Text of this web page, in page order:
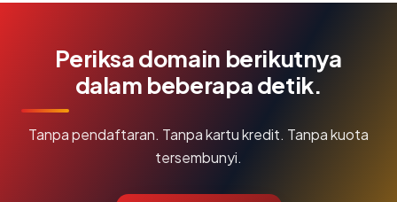
Periksa domain berikutnya
dalam beberapa detik.
Tanpa pendaftaran. Tanpa kartu kredit. Tanpa kuota
tersembunyi.